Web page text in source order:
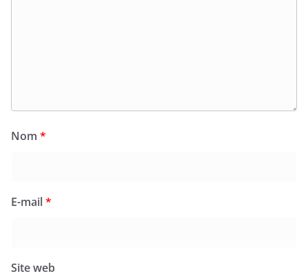
Nom *
E-mail*
Site web